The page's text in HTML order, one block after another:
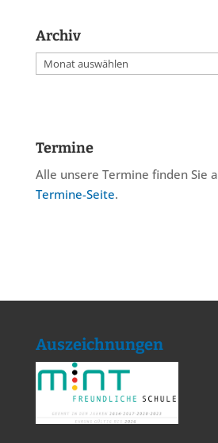
Archiv
Archiv
Termine
Alle unsere Termine finden Sie
Termine-Seite.
Auszeichnungen